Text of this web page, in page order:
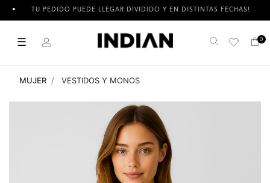
TU PEDIDO PUEDE LLEGAR DIVIDIDO Y EN DISTINTAS FECHAS!
☰ Buscar 0
MUJER VESTIDOS Y MONOS